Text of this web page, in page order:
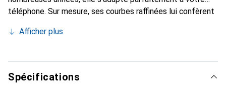
téléphone. Sur mesure, ses courbes raffinées lui confèrent
et indispensable pour votre smartphone. Reconnaître
marque Noreve est un choix sûr pour une clientèle
exigeante.
Afficher plus
Spécifications